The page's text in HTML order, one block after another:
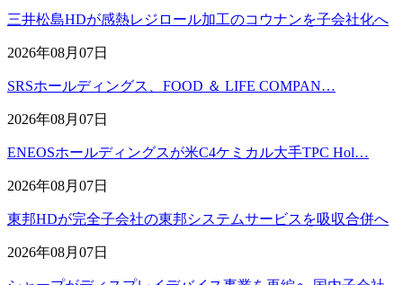
三井松島HDが感熱レジロール加工のコウナンを子会社化へ
2026年08月07日
SRSホールディングス、FOOD ＆ LIFE COMPAN…
2026年08月07日
ENEOSホールディングスが米C4ケミカル大手TPC Hol…
2026年08月07日
東邦HDが完全子会社の東邦システムサービスを吸収合併へ
2026年08月07日